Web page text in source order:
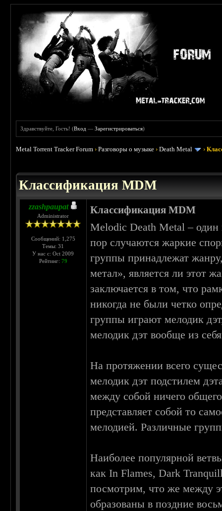
Здравствуйте, Гость! (Вход —Зарегистрироваться)
Metal Torrent Tracker Forum ›Разговоры о музыке ›Death Metal ›
Классификация MDM
zzashpaupat
Administrator
Сообщений: 1,275
Темы: 31
У нас с: Oct 2009
Рейтинг: 79
Классификация MDM
Melodic Death Metal –
пор случаются жаркие
группы принадлежат
метал», является ли этот
заключается в том, что
никогда не были четко
группы играют мелодик
мелодик дэт вообще из
На протяжении всего
мелодик дэт подстилем
между собой ничего
представляет собой то
мелодией. Различные
Наиболее популярной
как In Flames, Dark
посмотрим, что же между
образованы в поздние